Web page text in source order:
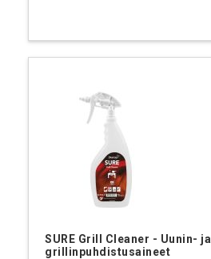
SURE Grill Cleaner - Uunin- ja
grillinpuhdistusaineet